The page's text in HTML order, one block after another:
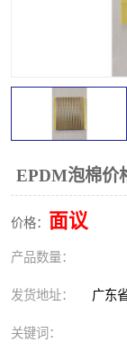
EPDM泡棉价
价格： 面议
产品数量：
发货地址： 广东
关键词：